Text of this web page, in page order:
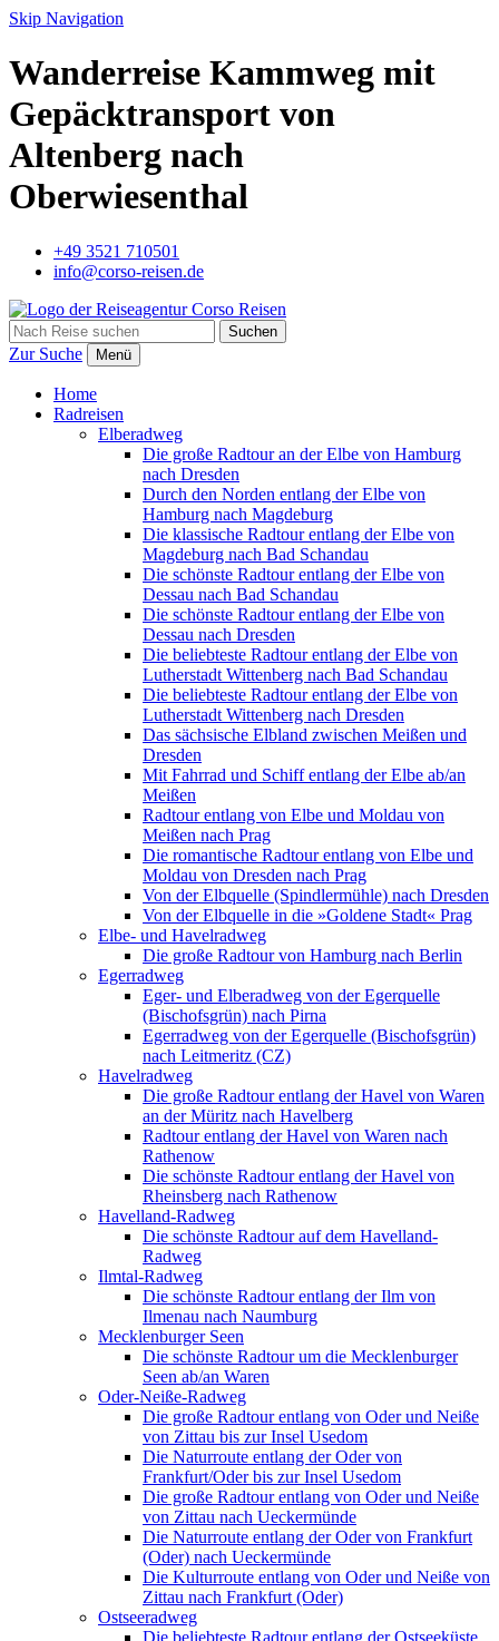
Skip Navigation
Wanderreise Kammweg mit
Gepäcktransport von
Altenberg nach
Oberwiesenthal
+49 3521 710501
info@corso-reisen.de
Suchen
Zur Suche Menü
Home
Radreisen
Elberadweg
Die große Radtour an der Elbe von Hamburg
nach Dresden
Durch den Norden entlang der Elbe von
Hamburg nach Magdeburg
Die klassische Radtour entlang der Elbe von
Magdeburg nach Bad Schandau
Die schönste Radtour entlang der Elbe von
Dessau nach Bad Schandau
Die schönste Radtour entlang der Elbe von
Dessau nach Dresden
Die beliebteste Radtour entlang der Elbe von
Lutherstadt Wittenberg nach Bad Schandau
Die beliebteste Radtour entlang der Elbe von
Lutherstadt Wittenberg nach Dresden
Das sächsische Elbland zwischen Meißen und
Dresden
Mit Fahrrad und Schiff entlang der Elbe ab/an
Meißen
Radtour entlang von Elbe und Moldau von
Meißen nach Prag
Die romantische Radtour entlang von Elbe und
Moldau von Dresden nach Prag
Von der Elbquelle (Spindlermühle) nach Dresden
Von der Elbquelle in die »Goldene Stadt« Prag
Elbe- und Havelradweg
Die große Radtour von Hamburg nach Berlin
Egerradweg
Eger- und Elberadweg von der Egerquelle
(Bischofsgrün) nach Pirna
Egerradweg von der Egerquelle (Bischofsgrün)
nach Leitmeritz (CZ)
Havelradweg
Die große Radtour entlang der Havel von Waren
an der Müritz nach Havelberg
Radtour entlang der Havel von Waren nach
Rathenow
Die schönste Radtour entlang der Havel von
Rheinsberg nach Rathenow
Havelland-Radweg
Die schönste Radtour auf dem Havelland-
Radweg
Ilmtal-Radweg
Die schönste Radtour entlang der Ilm von
Ilmenau nach Naumburg
Mecklenburger Seen
Die schönste Radtour um die Mecklenburger
Seen ab/an Waren
Oder-Neiße-Radweg
Die große Radtour entlang von Oder und Neiße
von Zittau bis zur Insel Usedom
Die Naturroute entlang der Oder von
Frankfurt/Oder bis zur Insel Usedom
Die große Radtour entlang von Oder und Neiße
von Zittau nach Ueckermünde
Die Naturroute entlang der Oder von Frankfurt
(Oder) nach Ueckermünde
Die Kulturroute entlang von Oder und Neiße von
Zittau nach Frankfurt (Oder)
Ostseeradweg
Die beliebteste Radtour entlang der Ostseeküste